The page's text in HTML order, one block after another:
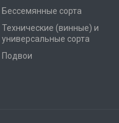
Бессемянные сорта
Технические (винные) и
универсальные сорта
Подвои